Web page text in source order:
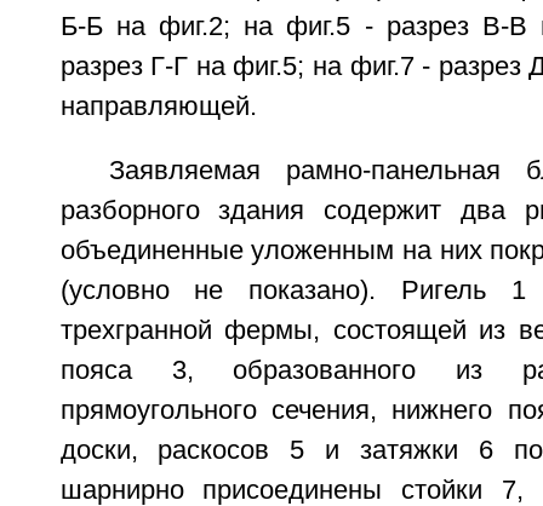
Б-Б на фиг.2; на фиг.5 - разрез В-В
разрез Г-Г на фиг.5; на фиг.7 - разрез
направляющей.
Заявляемая рамно-панельная
разборного здания содержит два
объединенные уложенным на них
(условно не показано). Ригель
трехгранной фермы, состоящей из
пояса 3, образованного из
прямоугольного сечения, нижнего
доски, раскосов 5 и затяжки 6
шарнирно присоединены стойки 7,